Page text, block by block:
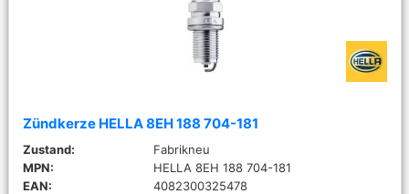
Zündkerze HELLA 8EH 188 704-181
Zustand:
Fabrikneu
MPN:
HELLA 8EH 188 704-181
EAN:
4082300325478